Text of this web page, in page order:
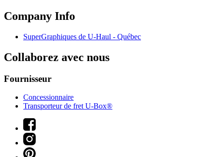
Company Info
SuperGraphiques de U-Haul - Québec
Collaborez avec nous
Fournisseur
Concessionnaire
Transporteur de fret U-Box®